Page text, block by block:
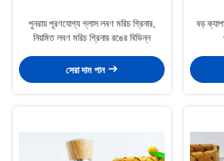
পুনরায় পূরণযোগ্য গ্লাস লবণ মরিচ গ্রিনার,
নিয়মিত লবণ মরিচ গ্রিনার রঙের বিভিন্ন
সেরা দাম পান
বড়